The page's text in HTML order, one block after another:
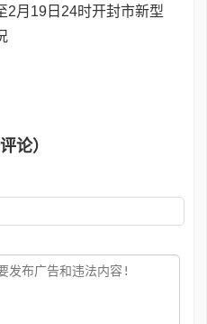
2月19日24时开封市新型
论）